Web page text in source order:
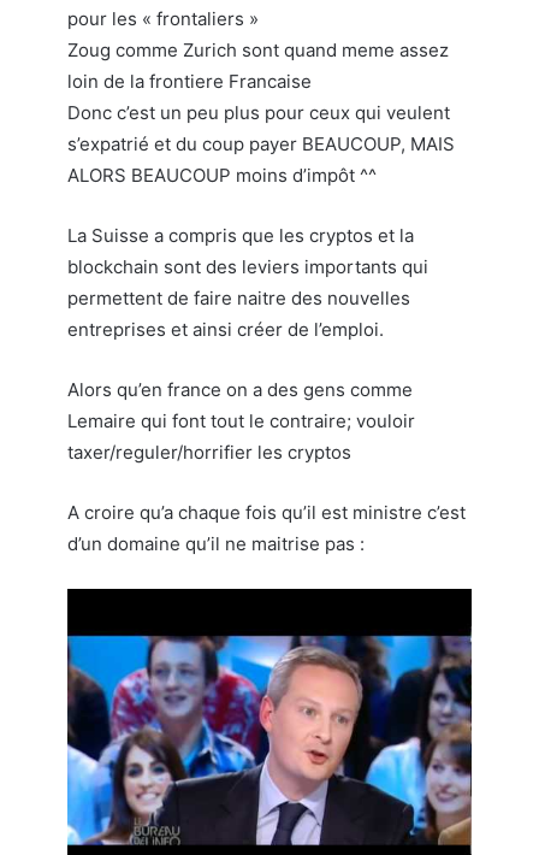
pour les « frontaliers »
Zoug comme Zurich sont quand meme assez
loin de la frontiere Francaise
Donc c’est un peu plus pour ceux qui veulent
s’expatrié et du coup payer BEAUCOUP, MAIS
ALORS BEAUCOUP moins d’impôt ^^
La Suisse a compris que les cryptos et la
blockchain sont des leviers importants qui
permettent de faire naitre des nouvelles
entreprises et ainsi créer de l’emploi.
Alors qu’en france on a des gens comme
Lemaire qui font tout le contraire; vouloir
taxer/reguler/horrifier les cryptos
A croire qu’a chaque fois qu’il est ministre c’est
d’un domaine qu’il ne maitrise pas :